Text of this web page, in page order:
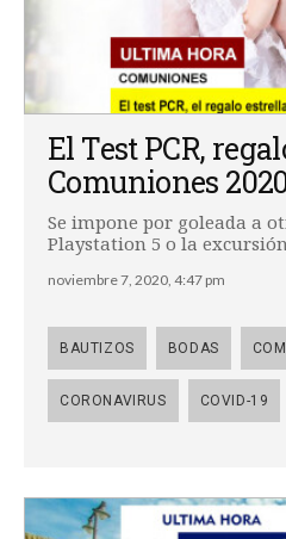
El Test PCR,
Comuniones
Se impone por goleada a
Playstation 5 o la
noviembre 7, 2020, 4:47 pm
BAUTIZOS BODAS
CORONAVIRUS COVID-19